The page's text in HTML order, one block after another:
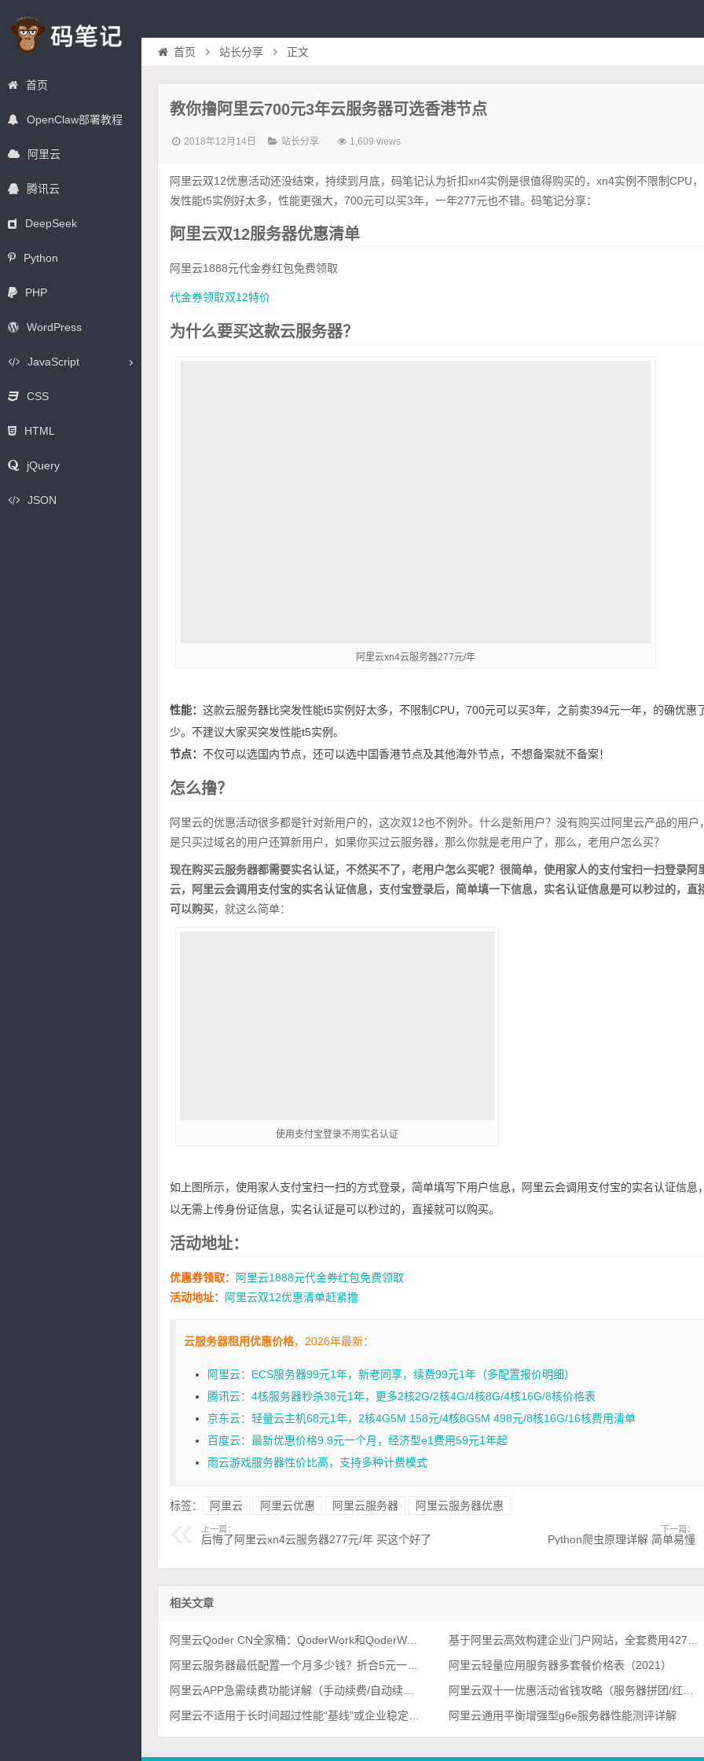
首页
OpenClaw部署教程
阿里云
腾讯云
DeepSeek
Python
PHP
WordPress
JavaScript
CSS
HTML
jQuery
JSON
首页 站长分享 正文
教你撸阿里云700元3年云服务器可选香港节点
2018年12月14日 站长分享 1,609 views
阿里云双12优惠活动还没结束，持续到月底，码笔记认为折扣xn4实例是很值得购买的，xn4实例不限制CPU
发性能t5实例好太多，性能更强大，700元可以买3年，一年277元也不错。码笔记分享：
阿里云双12服务器优惠清单
阿里云1888元代金券红包免费领取
代金券领取双12特价
为什么要买这款云服务器？
阿里云xn4云服务器277元/年
性能： 这款云服务器比突发性能t5实例好太多，不限制CPU，700元可以买3年，之前卖394元一年，的确优惠
少。不建议大家买突发性能t5实例。
节点： 不仅可以选国内节点，还可以选中国香港节点及其他海外节点，不想备案就不备案！
怎么撸？
阿里云的优惠活动很多都是针对新用户的，这次双12也不例外。什么是新用户？没有购买过阿里云产品的用户
是只买过域名的用户还算新用户，如果你买过云服务器，那么你就是老用户了，那么，老用户怎么买？
现在购买云服务器都需要实名认证，不然买不了，老用户怎么买呢？很简单，使用家人的支付宝扫一扫登录阿
云，阿里云会调用支付宝的实名认证信息，支付宝登录后，简单填一下信息，实名认证信息是可以秒过的，直
可以购买，就这么简单：
使用支付宝登录不用实名认证
如上图所示，使用家人支付宝扫一扫的方式登录，简单填写下用户信息，阿里云会调用支付宝的实名认证信息
以无需上传身份证信息，实名认证是可以秒过的，直接就可以购买。
活动地址：
优惠券领取：
阿里云1888元代金券红包免费领取
活动地址：
阿里云双12优惠清单赶紧撸
云服务器租用优惠价格，2026年最新：
阿里云：ECS服务器99元1年，新老同享，续费99元1年（多配置报价明细）
腾讯云：4核服务器秒杀38元1年，更多2核2G/2核4G/4核8G/4核16G/8核价格表
京东云：轻量云主机68元1年，2核4G5M 158元/4核8G5M 498元/8核16G/16核费用清单
百度云：最新优惠价格9.9元一个月，经济型e1费用59元1年起
雨云游戏服务器性价比高，支持多种计费模式
标签： 阿里云 阿里云优惠 阿里云服务器 阿里云服务器优惠
上一篇：
后悔了阿里云xn4云服务器277元/年 买这个好了
下一篇：
Python爬虫原理详解 简单易懂
相关文章
阿里云Qoder CN全家桶：QoderWork和QoderWake有什么区别？
阿里云轻量应用服务器多套餐价格表（2021）
阿里云通用平衡增强型g6e服务器性能测评详解